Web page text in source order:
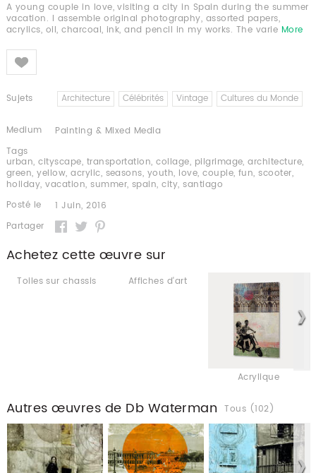
A young couple in love, visiting a city in Spain during the summer
vacation. I assemble original photography, assorted papers,
acrylics, oil, charcoal, ink, and pencil in my works. The varie More
Like
Sujets Architecture Célébrités Vintage Cultures du Monde
Medium
Painting & Mixed Media
Tags
urban,cityscape, transportation,collage, pilgrimage,architecture,
green,yellow,acrylic, seasons, youth, love,couple, fun,scooter,
holiday,vacation,summer, spain,city,santiago
Posté le
1 Juin, 2016
Partager
Achetez cette œuvre sur
Toiles sur chassis Affiches d'art
Acrylique
Autres œuvres de Db Waterman Tous (102)